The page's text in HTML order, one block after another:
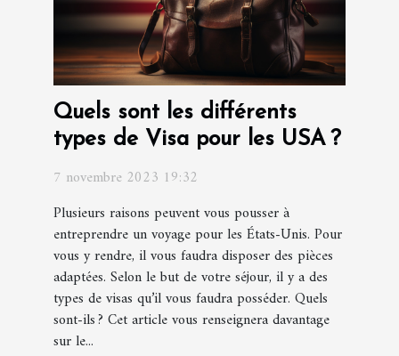
Quels sont les différents
types de Visa pour les USA ?
7 novembre 2023 19:32
Plusieurs raisons peuvent vous pousser à
entreprendre un voyage pour les États-Unis. Pour
vous y rendre, il vous faudra disposer des pièces
adaptées. Selon le but de votre séjour, il y a des
types de visas qu’il vous faudra posséder. Quels
sont-ils ? Cet article vous renseignera davantage
sur le...